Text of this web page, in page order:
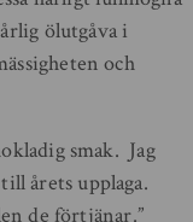
ölutgåva i
och
smak. Jag
årets upplaga.
de förtjänar.”